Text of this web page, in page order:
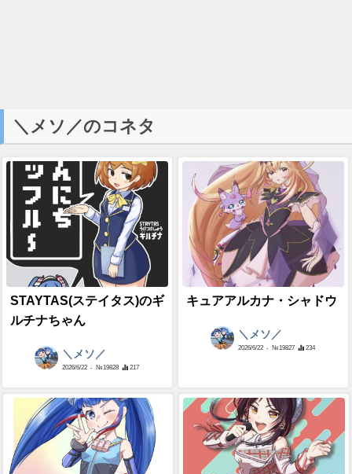
＼メソ／のコネタ
STAYTAS(ステイタス)のギ
ルチナちゃん
＼メソ／
2026/6/22 - №19828 217
キュアアルカナ・シャドウ
＼メソ／
2026/6/22 - №19827 234